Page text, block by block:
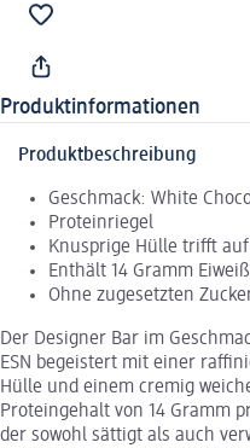
Produktinformationen
Produktbeschreibung
Geschmack: White
Proteinriegel
Knusprige Hülle trifft
Enthält 14 Gramm
Ohne zugesetzten
Der Designer Bar im
ESN begeistert mit einer
Hülle und einem cremig
Proteingehalt von 14 Gramm
der sowohl sättigt als auch